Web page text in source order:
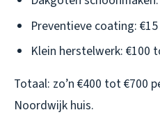
Preventieve coating:
Klein herstelwerk: €100
Totaal: zo’n €400 tot €700
Noordwijk huis.